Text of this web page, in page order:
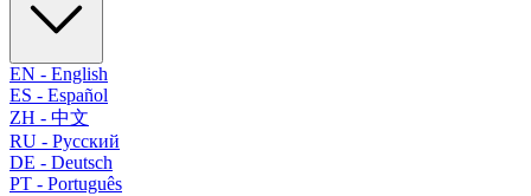
EN - English
ES - Español
ZH - 中文
RU - Русский
DE - Deutsch
PT - Português